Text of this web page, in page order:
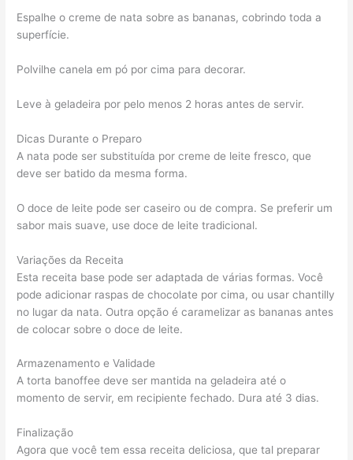
Espalhe o creme de nata sobre as bananas, cobrindo toda a
superfície.
Polvilhe canela em pó por cima para decorar.
Leve à geladeira por pelo menos 2 horas antes de servir.
Dicas Durante o Preparo
A nata pode ser substituída por creme de leite fresco, que
deve ser batido da mesma forma.
O doce de leite pode ser caseiro ou de compra. Se preferir um
sabor mais suave, use doce de leite tradicional.
Variações da Receita
Esta receita base pode ser adaptada de várias formas. Você
pode adicionar raspas de chocolate por cima, ou usar chantilly
no lugar da nata. Outra opção é caramelizar as bananas antes
de colocar sobre o doce de leite.
Armazenamento e Validade
A torta banoffee deve ser mantida na geladeira até o
momento de servir, em recipiente fechado. Dura até 3 dias.
Finalização
Agora que você tem essa receita deliciosa, que tal preparar